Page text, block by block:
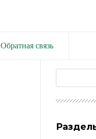
Обратная связь